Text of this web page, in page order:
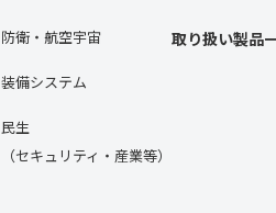
防衛・航空宇宙
装備システム
民生
（セキュリティ・産業等）
取り扱い製品